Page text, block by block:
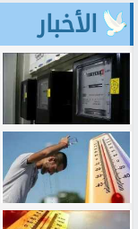
الأخبار